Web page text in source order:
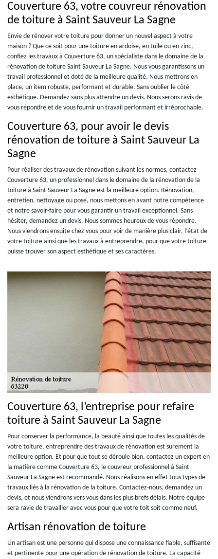
Couverture 63, votre couvreur rénovation
de toiture à Saint Sauveur La Sagne
Envie de rénover votre toiture pour donner un nouvel aspect à votre
maison ? Que ce soit pour une toiture en ardoise, en tuile ou en zinc,
confiez les travaux à Couverture 63, un spécialiste dans le domaine de la
rénovation de toiture Saint Sauveur La Sagne. Nous vous garantissons un
travail professionnel et doté de la meilleure qualité. Nous mettrons en
place, un item robuste, performant et durable. Sans oublier le côté
esthétique. Demandez sans plus attendre un devis. Nous serons ravis de
vous répondre et de vous fournir un travail performant et irréprochable.
Couverture 63, pour avoir le devis
rénovation de toiture à Saint Sauveur La
Sagne
Pour réaliser des travaux de rénovation suivant les normes, contactez
Couverture 63, un professionnel dans le domaine de la rénovation de la
toiture à Saint Sauveur La Sagne est la meilleure option. Rénovation,
entretien, nettoyage ou pose, nous mettons en avant notre compétence
et notre savoir-faire pour vous garantir un travail exceptionnel. Sans
hésiter, demandez un devis. Nous sommes heureux de vous répondre.
Nous viendrons ensuite chez vous pour voir de manière plus clair, l’état de
votre toiture ainsi que les travaux à entreprendre, pour que votre toiture
puisse trouver son aspect esthétique et ses caractères.
Couverture 63, l’entreprise pour refaire
toiture à Saint Sauveur La Sagne
Pour conserver la performance, la beauté ainsi que toutes les qualités de
votre toiture, entreprendre des travaux de rénovation est surement la
meilleure option. Et pour que tout se déroule bien, contactez un expert en
la matière comme Couverture 63, le couvreur professionnel à Saint
Sauveur La Sagne est recommandé. Nous réalisons en effet tous types de
travaux liés à la rénovation de la toiture. Contactez-nous, demandez un
devis, et nous viendrons vers vous dans les plus brefs délais. Notre équipe
sera ravie de travailler avec vous pour que votre toit soit comme neuf.
Artisan rénovation de toiture
Un artisan est une personne qui dispose une connaissance fiable, suffisante
et pertinente pour une opération de rénovation de toiture. La capacité